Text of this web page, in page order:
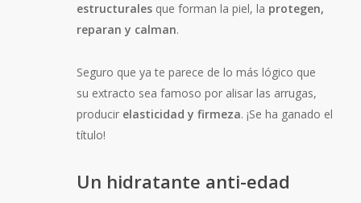
estructurales que forman la piel, la protegen,
reparan y calman.
Seguro que ya te parece de lo más lógico que
su extracto sea famoso por alisar las arrugas,
producir elasticidad y firmeza. ¡Se ha ganado el
título!
Un hidratante anti-edad